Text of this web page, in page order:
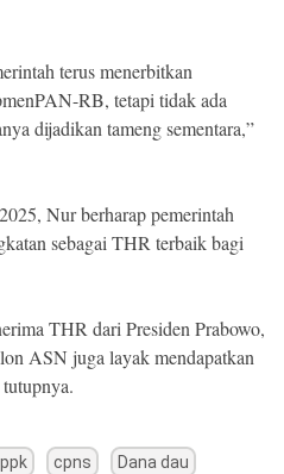
terus menerbitkan
RB, tetapi tidak ada
dijadikan tameng sementara,”
Nur berharap pemerintah
sebagai THR terbaik bagi
THR dari Presiden Prabowo,
ASN juga layak mendapatkan
cpns Dana dau